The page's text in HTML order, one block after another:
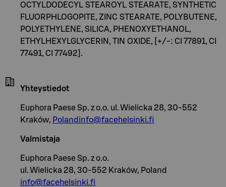
OCTYLDODECYL STEAROYL STEARATE, SYNTHETIC
FLUORPHLOGOPITE, ZINC STEARATE, POLYBUTENE,
POLYETHYLENE, SILICA, PHENOXYETHANOL,
ETHYLHEXYLGLYCERIN, TIN OXIDE, [+/-: CI 77891, CI
77491, CI 77492].
Yhteystiedot
Euphora Paese Sp. z o.o. ul. Wielicka 28, 30-552
Kraków, Polandinfo@facehelsinki.fi
Valmistaja
Euphora Paese Sp. z o.o.
ul. Wielicka 28, 30-552 Kraków, Poland
info@facehelsinki.fi